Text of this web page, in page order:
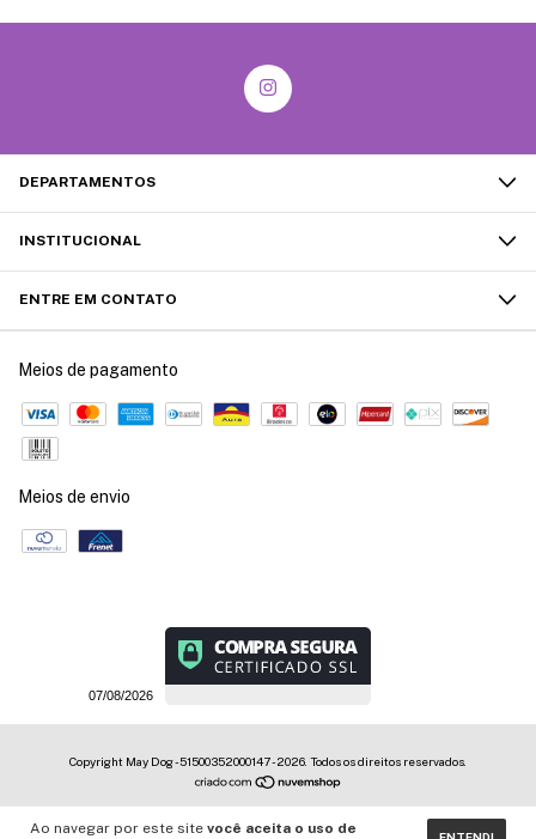
Ao navegar por este site você aceita o uso de
DEPARTAMENTOS
INSTITUCIONAL
ENTRE EM CONTATO
Meios de pagamento
Meios de envio
07/08/2026
Copyright May Dog - 51500352000147 - 2026. Todos os direitos reservados.